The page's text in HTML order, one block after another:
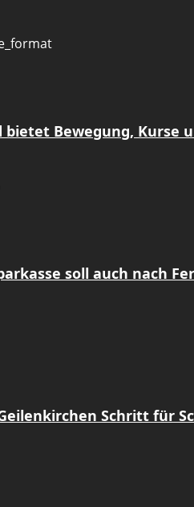
bietet Bewegung, Kurse
soll auch nach
Schritt für